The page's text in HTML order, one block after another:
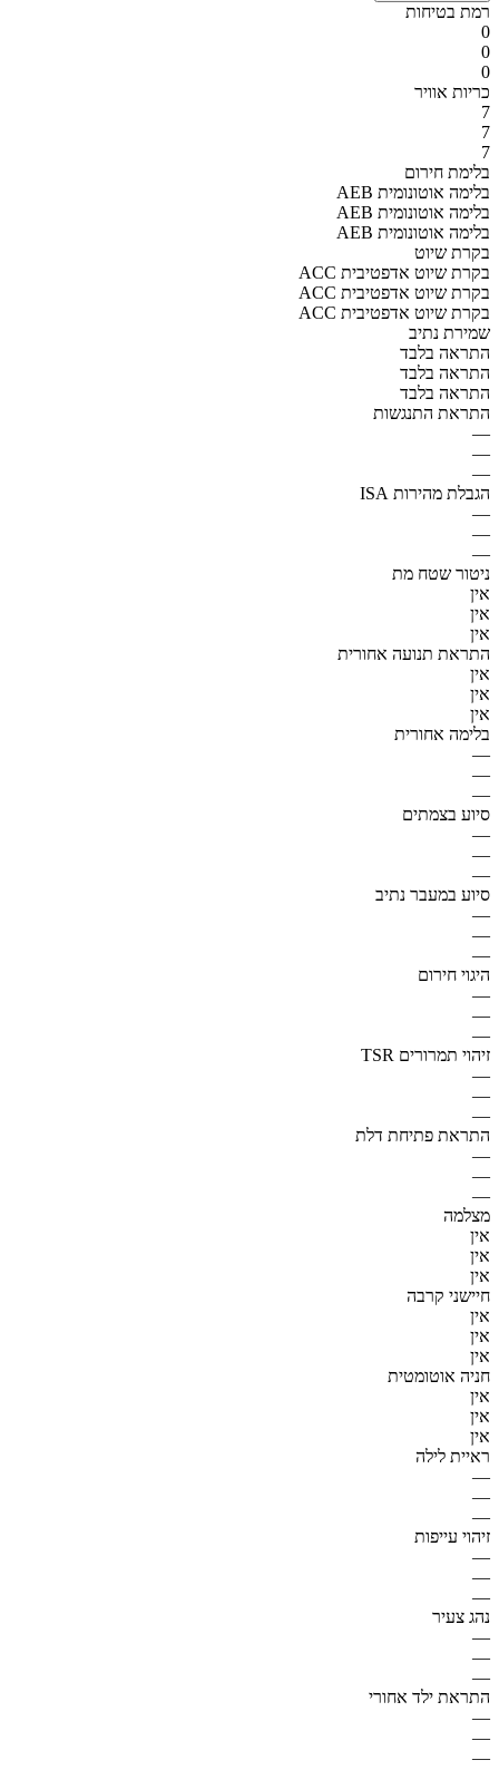
רמת בטיחות
0
0
0
כריות אוויר
7
7
7
בלימת חירום
AEB בלימה אוטונומית
AEB בלימה אוטונומית
AEB בלימה אוטונומית
בקרת שיוט
ACC בקרת שיוט אדפטיבית
ACC בקרת שיוט אדפטיבית
ACC בקרת שיוט אדפטיבית
שמירת נתיב
התראה בלבד
התראה בלבד
התראה בלבד
התראת התנגשות
—
—
—
הגבלת מהירות ISA
—
—
—
ניטור שטח מת
אין
אין
אין
התראת תנועה אחורית
אין
אין
אין
בלימה אחורית
—
—
—
סיוע בצמתים
—
—
—
סיוע במעבר נתיב
—
—
—
היגוי חירום
—
—
—
זיהוי תמרורים TSR
—
—
—
התראת פתיחת דלת
—
—
—
מצלמה
אין
אין
אין
חיישני קרבה
אין
אין
אין
חניה אוטומטית
אין
אין
אין
ראיית לילה
—
—
—
זיהוי עייפות
—
—
—
נהג צעיר
—
—
—
התראת ילד אחורי
—
—
—